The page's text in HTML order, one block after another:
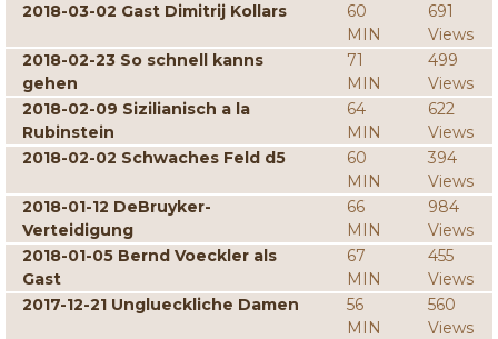
2018-03-02 Gast Dimitrij Kollars
60
MIN
691
Views
2018-02-23 So schnell kanns
gehen
71
MIN
499
Views
2018-02-09 Sizilianisch a la
Rubinstein
64
MIN
622
Views
2018-02-02 Schwaches Feld d5
60
MIN
394
Views
2018-01-12 DeBruyker-
Verteidigung
66
MIN
984
Views
2018-01-05 Bernd Voeckler als
Gast
67
MIN
455
Views
2017-12-21 Unglueckliche Damen
56
MIN
560
Views